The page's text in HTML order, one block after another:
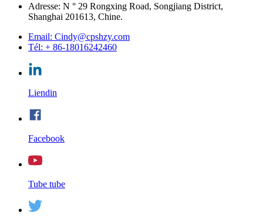
Adresse: N ° 29 Rongxing Road, Songjiang District,
Shanghai 201613, Chine.
Email: Cindy@cpshzy.com
Tél: + 86-18016242460
Liendin
Facebook
Tube tube